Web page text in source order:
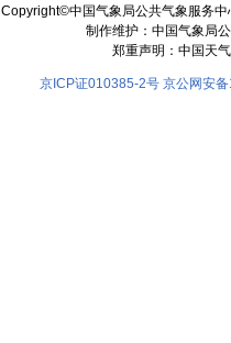
Copyright©中国气象局公共气象服务
制作维护：中国气象局
郑重声明：中国天
京ICP证010385-2号 京公网安